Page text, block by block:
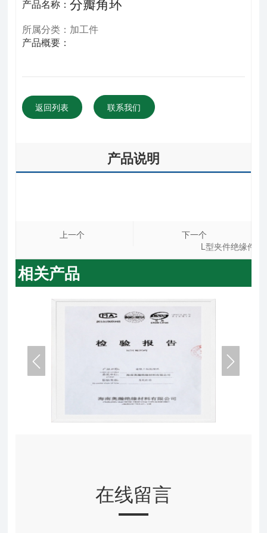
产品名称：
所属分类：加工件
产品概要：
返回列表 联系我们
产品说明
上一个
下一个
L型夹件绝缘件
相关产品
 
在线留言